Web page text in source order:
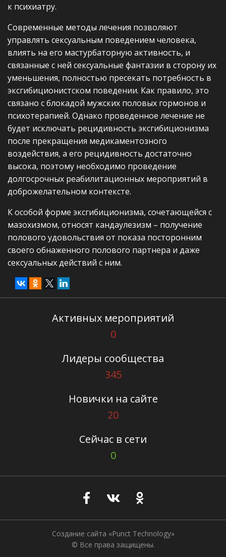
к психиатру.
Современные методы лечения позволяют
управлять сексуальным поведением человека,
влиять на его мастурбаторную активность, и
связанные с ней сексуальные фантазии в сторону их
уменьшения, полностью пресекать потребность в
эксгибиционистском поведении. Как правило, это
связано с блокадой мужских половых гормонов и
психотерапией. Однако проведенное лечение не
будет исключать рецидивность эксгибиционизма
после прекращения медикаментозного
воздействия, а его рецидивность достаточно
высока, поэтому необходимо проведение
долгосрочных реабилитационных мероприятий в
доброжелательном контексте.
К особой форме эксгибиционизма, сочетающейся с
мазохизмом, относят кандаулезизм – получение
полового удовольствия от показа посторонним
своего обнаженного полового партнера и даже
сексуальных действий с ним.
Активных мероприятий
0
Лидеры сообщества
345
Новички на сайте
20
Сейчас в сети
0
Создание сайта «Punct Technology»
© Все права защищены.